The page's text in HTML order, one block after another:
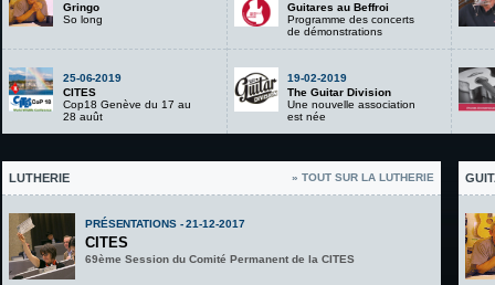
Gringo
So long
25-06-2019
CITES
Cop18 Genève du 17 au
28 auût
Guitares au Beffroi
Programme des concerts
de démonstrations
19-02-2019
The Guitar Division
Une nouvelle association
est née
LUTHERIE » TOUT SUR LA LUTHERIE
PRÉSENTATIONS - 21-12-2017
CITES
69ème Session du Comité Permanent de la CITES